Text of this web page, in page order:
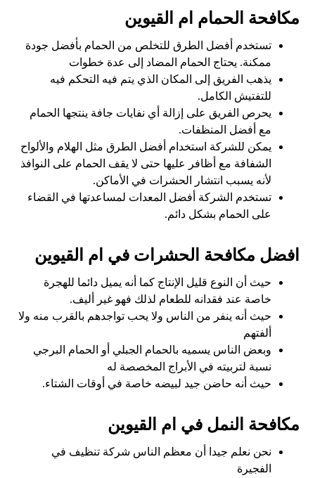
مكافحة الحمام ام القيوين
تستخدم أفضل الطرق للتخلص من الحمام بأفضل جودة
ممكنة. يحتاج الحمام المضاد إلى عدة خطوات
يذهب الفريق إلى المكان الذي يتم فيه التحكم فيه
للتفتيش الكامل.
يحرص الفريق على إزالة أي نفايات جافة ينتجها الحمام
مع أفضل المنظفات.
يمكن للشركة استخدام أفضل الطرق مثل الهلام والألواح
الشفافة مع أظافر عليها حتى لا يقف الحمام على النوافذ
لأنه يسبب انتشار الحشرات في الأماكن.
تستخدم الشركة أفضل المعدات لمساعدتها في القضاء
على الحمام بشكل دائم.
افضل مكافحة الحشرات في ام القيوين
حيث أن النوع قليل الإنتاج كما أنه يميل دائما للهجرة
خاصة عند فقدانه للطعام لذلك فهو غير أليف.
حيث أنه ينفر من الناس ولا يحب تواجدهم بالقرب منه ولا
ألفتهم
وبعض الناس يسميه بالحمام الجبلي أو الحمام البرجي
نسبة لتربيته في الأبراج المخصصة له
حيث أنه حاضن جيد لبيضه خاصة في أوقات الشتاء.
مكافحة النمل في ام القيوين
نحن نعلم جيدا أن معظم الناس شركة تنظيف في
الفجيرة